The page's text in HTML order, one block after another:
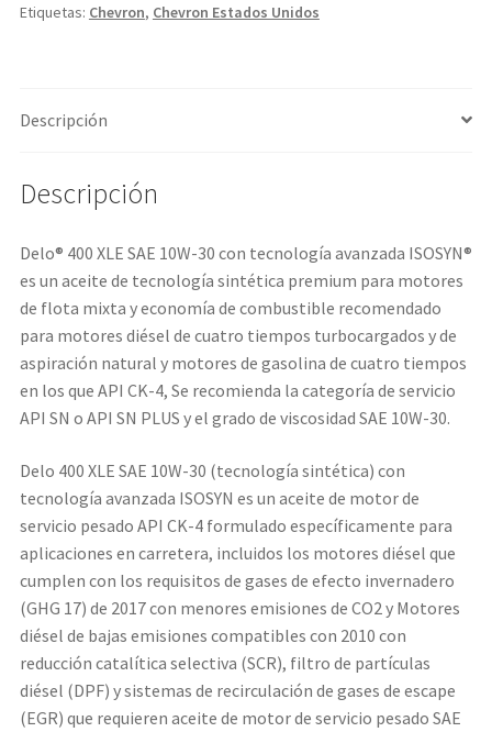
Etiquetas: Chevron, Chevron Estados Unidos
Descripción
Descripción
Delo® 400 XLE SAE 10W-30 con tecnología avanzada ISOSYN®
es un aceite de tecnología sintética premium para motores
de flota mixta y economía de combustible recomendado
para motores diésel de cuatro tiempos turbocargados y de
aspiración natural y motores de gasolina de cuatro tiempos
en los que API CK-4, Se recomienda la categoría de servicio
API SN o API SN PLUS y el grado de viscosidad SAE 10W-30.
Delo 400 XLE SAE 10W-30 (tecnología sintética) con
tecnología avanzada ISOSYN es un aceite de motor de
servicio pesado API CK-4 formulado específicamente para
aplicaciones en carretera, incluidos los motores diésel que
cumplen con los requisitos de gases de efecto invernadero
(GHG 17) de 2017 con menores emisiones de CO2 y Motores
diésel de bajas emisiones compatibles con 2010 con
reducción catalítica selectiva (SCR), filtro de partículas
diésel (DPF) y sistemas de recirculación de gases de escape
(EGR) que requieren aceite de motor de servicio pesado SAE